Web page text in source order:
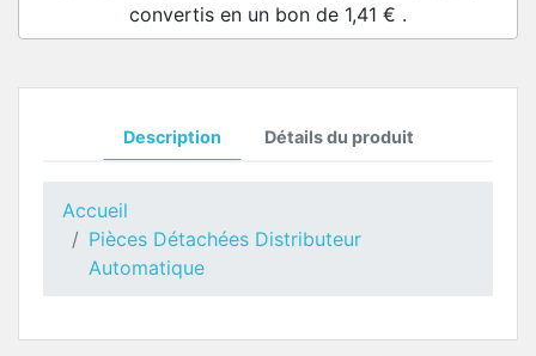
convertis en un bon de 1,41 € .
Description Détails du produit
Accueil
Pièces Détachées Distributeur
Automatique